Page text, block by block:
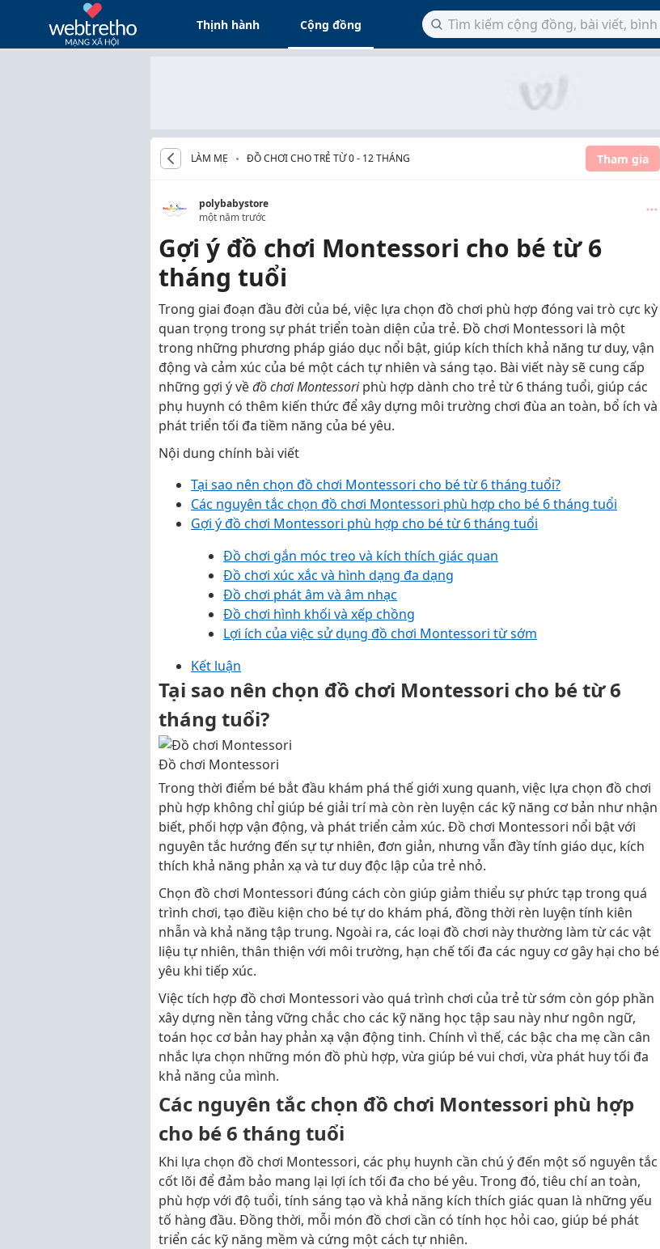
Thịnh hành Cộng đồng
LÀM MẸ ĐỒ CHƠI CHO TRẺ TỪ 0 - 12 THÁNG Tham gia
polybabystore
một năm trước
Gợi ý đồ chơi Montessori cho bé từ 6
tháng tuổi
Trong giai đoạn đầu đời của bé, việc lựa chọn đồ chơi phù hợp đóng vai trò cực kỳ
quan trọng trong sự phát triển toàn diện của trẻ. Đồ chơi Montessori là một
trong những phương pháp giáo dục nổi bật, giúp kích thích khả năng tư duy, vận
động và cảm xúc của bé một cách tự nhiên và sáng tạo. Bài viết này sẽ cung cấp
những gợi ý vềđồ chơi Montessoriphù hợp dành cho trẻ từ 6 tháng tuổi, giúp các
phụ huynh có thêm kiến thức để xây dựng môi trường chơi đùa an toàn, bổ ích và
phát triển tối đa tiềm năng của bé yêu.
Nội dung chính bài viết
Tại sao nên chọn đồ chơi Montessori cho bé từ 6 tháng tuổi?
Các nguyên tắc chọn đồ chơi Montessori phù hợp cho bé 6 tháng tuổi
Gợi ý đồ chơi Montessori phù hợp cho bé từ 6 tháng tuổi
Đồ chơi gắn móc treo và kích thích giác quan
Đồ chơi xúc xắc và hình dạng đa dạng
Đồ chơi phát âm và âm nhạc
Đồ chơi hình khối và xếp chồng
Lợi ích của việc sử dụng đồ chơi Montessori từ sớm
Kết luận
Tại sao nên chọn đồ chơi Montessori cho bé từ 6
tháng tuổi?
Đồ chơi Montessori
Trong thời điểm bé bắt đầu khám phá thế giới xung quanh, việc lựa chọn đồ chơi
phù hợp không chỉ giúp bé giải trí mà còn rèn luyện các kỹ năng cơ bản như nhận
biết, phối hợp vận động, và phát triển cảm xúc. Đồ chơi Montessori nổi bật với
nguyên tắc hướng đến sự tự nhiên, đơn giản, nhưng vẫn đầy tính giáo dục, kích
thích khả năng phản xạ và tư duy độc lập của trẻ nhỏ.
Chọn đồ chơi Montessori đúng cách còn giúp giảm thiểu sự phức tạp trong quá
trình chơi, tạo điều kiện cho bé tự do khám phá, đồng thời rèn luyện tính kiên
nhẫn và khả năng tập trung. Ngoài ra, các loại đồ chơi này thường làm từ các vật
liệu tự nhiên, thân thiện với môi trường, hạn chế tối đa các nguy cơ gây hại cho bé
yêu khi tiếp xúc.
Việc tích hợp đồ chơi Montessori vào quá trình chơi của trẻ từ sớm còn góp phần
xây dựng nền tảng vững chắc cho các kỹ năng học tập sau này như ngôn ngữ,
toán học cơ bản hay phản xạ vận động tinh. Chính vì thế, các bậc cha mẹ cần cân
nhắc lựa chọn những món đồ phù hợp, vừa giúp bé vui chơi, vừa phát huy tối đa
khả năng của mình.
Các nguyên tắc chọn đồ chơi Montessori phù hợp
cho bé 6 tháng tuổi
Khi lựa chọn đồ chơi Montessori, các phụ huynh cần chú ý đến một số nguyên tắc
cốt lõi để đảm bảo mang lại lợi ích tối đa cho bé yêu. Trong đó, tiêu chí an toàn,
phù hợp với độ tuổi, tính sáng tạo và khả năng kích thích giác quan là những yếu
tố hàng đầu. Đồng thời, mỗi món đồ chơi cần có tính học hỏi cao, giúp bé phát
triển các kỹ năng mềm và cứng một cách tự nhiên.